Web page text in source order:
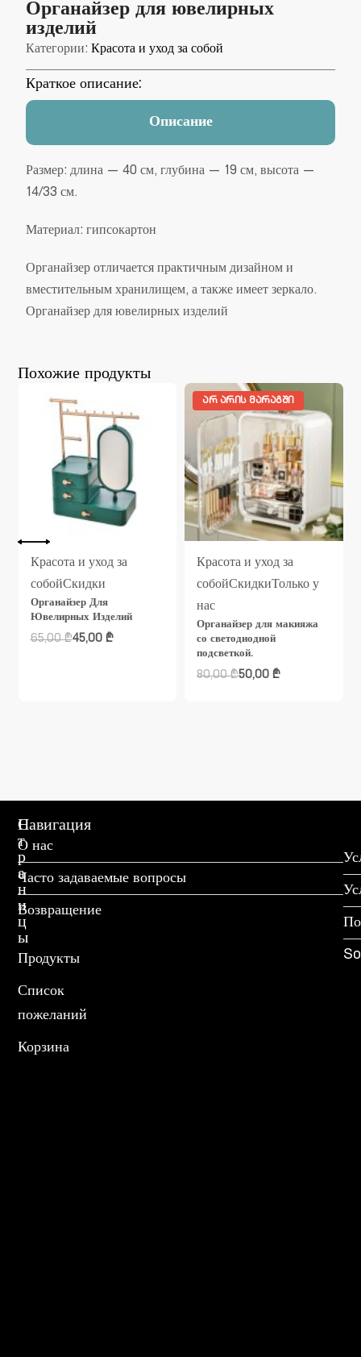
Органайзер для ювелирных
изделий
Категории: Красота и уход за собой
Краткое описание:
Описание
Размер: длина — 40 см, глубина — 19 см, высота —
14/33 см.
Материал: гипсокартон
Органайзер отличается практичным дизайном и
вместительным хранилищем, а также имеет зеркало.
Органайзер для ювелирных изделий
Похожие продукты
Красота и уход за
собойСкидки
Органайзер Для
Ювелирных Изделий
65,00₾45,00 ₾
ᲐᲠ ᲐᲠᲘᲡ ᲛᲐᲠᲐᲒᲨᲘ
Красота и уход за
собойСкидкиТолько у
нас
Органайзер для макияжа
со светодиодной
подсветкой.
80,00₾50,00₾
С
т
р
а
н
и
ц
ы
Продукты
Список
пожеланий
Корзина
Навигация
О нас
Часто задаваемые вопросы
Возвращение